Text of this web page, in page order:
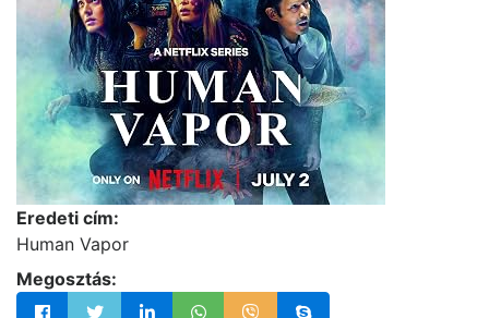
Eredeti cím:
Human Vapor
Megosztás: